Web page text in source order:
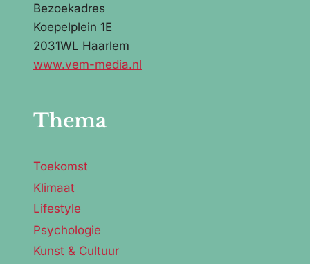
Bezoekadres
Koepelplein 1E
2031WL Haarlem
www.vem-media.nl
Thema
Toekomst
Klimaat
Lifestyle
Psychologie
Kunst & Cultuur